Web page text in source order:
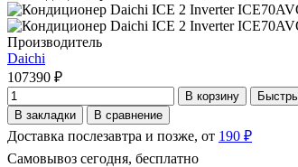
Производитель
Daichi
107390 ₽
В корзину
В закладки
В сравнение
Доставка послезавтра и позже, от 190 ₽
Самовывоз сегодня, бесплатно